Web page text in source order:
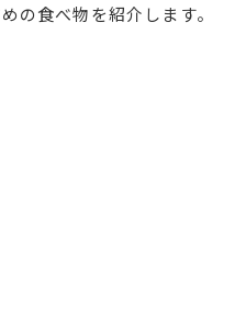
の食べ物を紹介します。